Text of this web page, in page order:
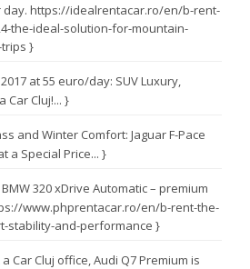
day. https://idealrentacar.ro/en/b-rent-
the-ideal-solution-for-mountain-
}
at 55 euro/day: SUV Luxury,
Car Cluj!... }
and Winter Comfort: Jaguar F-Pace
a Special Price... }
320 xDrive Automatic – premium
www.phprentacar.ro/en/b-rent-the-
stability-and-performance }
Car Cluj office, Audi Q7 Premium is